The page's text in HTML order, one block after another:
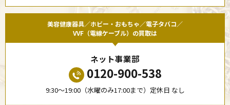
美容健康器具／ホビー・おもちゃ／電子タバコ／
VVF（電線ケーブル）の買取は
ネット事業部
0120-900-538
9:30〜19:00（水曜のみ17:00まで）定休日 なし